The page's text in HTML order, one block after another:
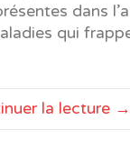
dans
qui
la lecture →